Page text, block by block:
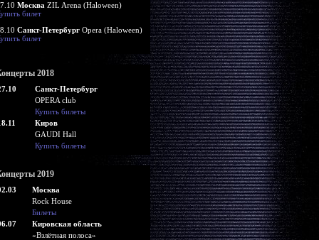
Москва ZIL Arena (Haloween)
билет
Санкт-Петербург Opera (Haloween)
билет
2018
Санкт-Петербург
OPERA club
Купить билеты
Киров
GAUDI Hall
Купить билеты
2019
Москва
Rock House
Билеты
Кировская область
«Взлётная полоса»